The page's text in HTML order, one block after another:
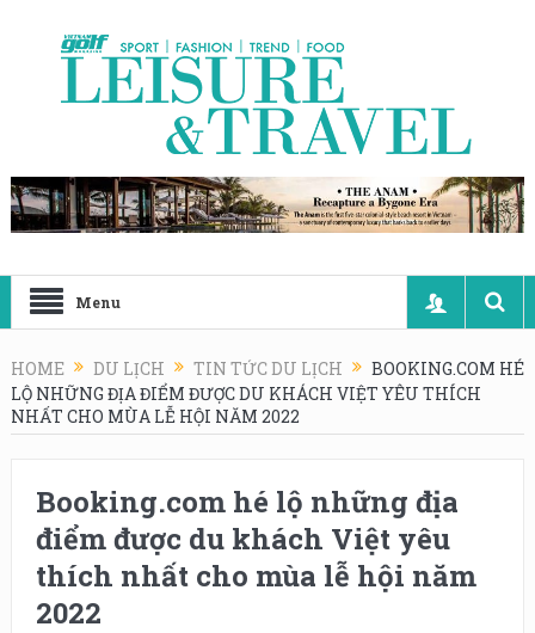
Menu
HOME DU LỊCH TIN TỨC DU LỊCH
BOOKING.COM HÉ
LỘ NHỮNG ĐỊA ĐIỂM ĐƯỢC DU KHÁCH VIỆT YÊU THÍCH
NHẤT CHO MÙA LỄ HỘI NĂM 2022
Booking.com hé lộ những địa
điểm được du khách Việt yêu
thích nhất cho mùa lễ hội năm
2022